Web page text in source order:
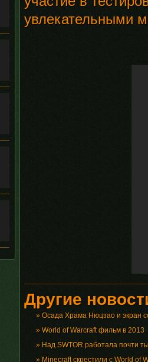
увлекательными
Другие
» Осада Храма Нюцзао и экран
» World of Warcraft фильм в 2013
» Над SWTOR работала почти
» Minecraft скрестили с World of